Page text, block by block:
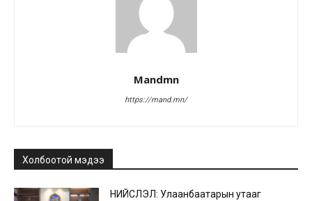
Mandmn
https://mand.mn/
Холбоотой мэдээ
НИЙСЛЭЛ: Улаанбаатарын утааг